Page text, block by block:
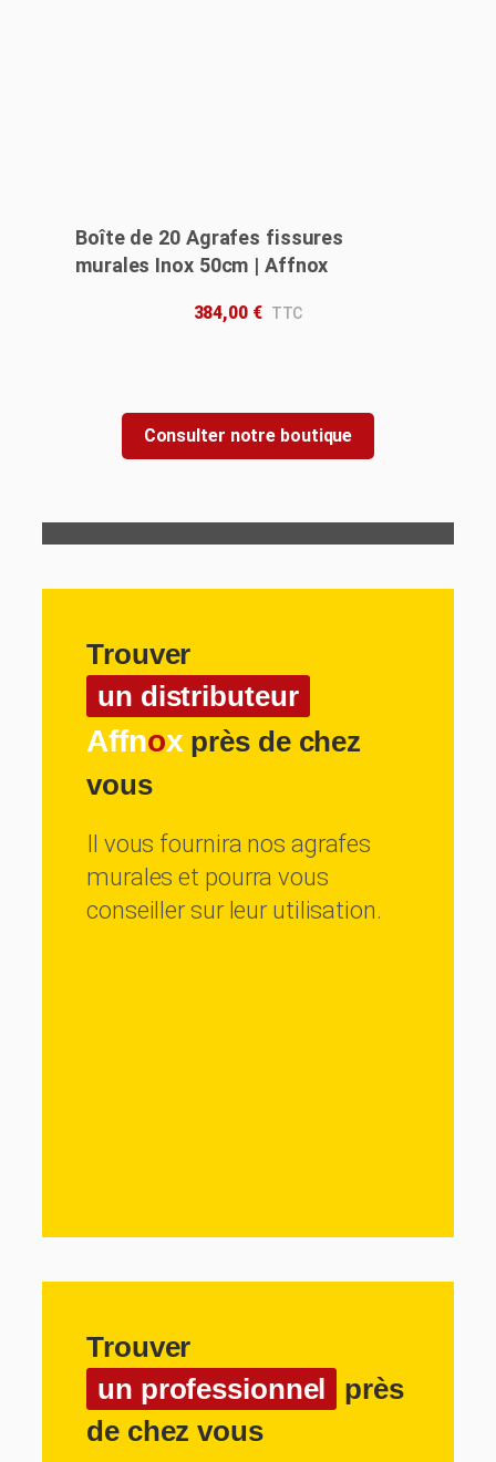
Boîte de 20 Agrafes fissures
murales Inox 50cm | Affnox
384,00 €
Consulter notre boutique
Trouver
un distributeur
Affnox près de chez
vous
Il vous fournira nos agrafes
murales et pourra vous
conseiller sur leur utilisation.
Trouver
un professionnel
près
de chez vous